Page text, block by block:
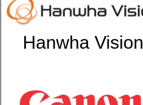
Hanwha Vision